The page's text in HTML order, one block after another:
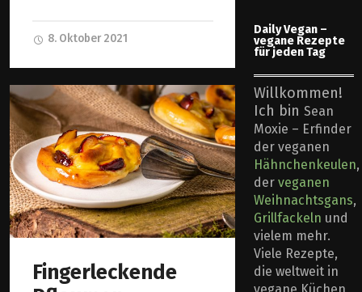
8. Oktober 2021
Fingerleckende
Daily Vegan –
vegane Rezepte
für jeden Tag
Willkommen!
Ich bin Sean
Moxie – Erfinder
der veganen
Hähnchenkeulen,
der veganen
Weihnachtsgans,
Grillfackeln und
vielem mehr.
Viele Rezepte,
die weltweit in